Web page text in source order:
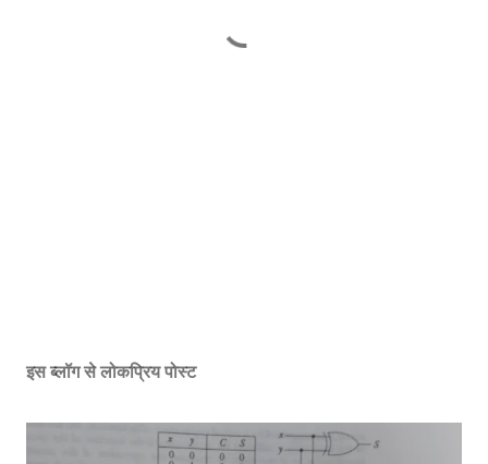
इस ब्लॉग से लोकप्रिय पोस्ट